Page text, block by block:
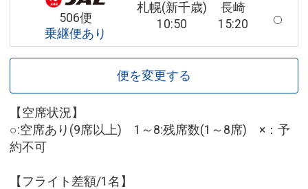
506便
乗継便あり
札幌(新千歳)
10:50
長崎
15:20
便を変更する
【空席状況】
○:空席あり(9席以上) 1～8:残席数(1～8席) ×：予
約不可
【フライト差額/1名】